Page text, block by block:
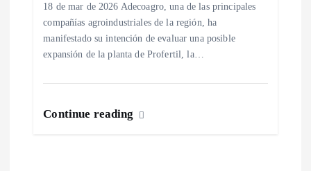
18 de mar de 2026 Adecoagro, una de las principales
compañías agroindustriales de la región, ha
manifestado su intención de evaluar una posible
expansión de la planta de Profertil, la…
Continue reading